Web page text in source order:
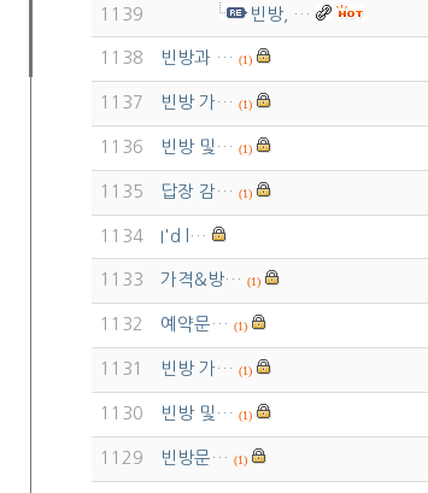
1139 빈방, …
1138 빈방과 … (1)
1137 빈방 가… (1)
1136 빈방 및… (1)
1135 답장 감… (1)
1134 I'd l…
1133 가격&방… (1)
1132 예약문… (1)
1131 빈방 가… (1)
1130 빈방 및… (1)
1129 빈방문… (1)